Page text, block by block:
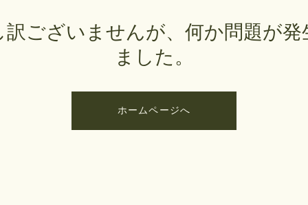
訳ございませんが、何か問題が発
ました。
ホームページへ